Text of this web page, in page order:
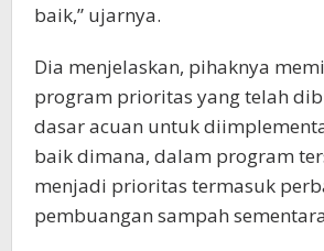
baik,” ujarnya.
Dia menjelaskan, pihaknya
program prioritas yang telah
dasar acuan untuk
baik dimana, dalam program
menjadi prioritas termasuk
pembuangan sampah sementara